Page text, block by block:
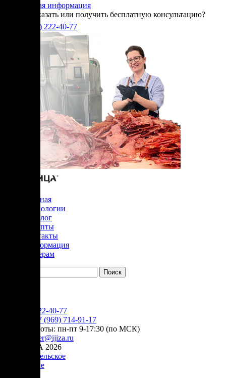
Справочная информация
Хотите заказать или получить бесплатную консультацию?
+7(905) 222-40-77
Главная
Технологии
Каталог
Рецепты
Контакты
Информация
Дилерам
+7 (905) 222-40-77
+7 (969) 714-91-17
режим работы: пн-пт 9-17:30 (по МСК)
order@ijiza.ru
© ИЖИЦА 2026
Пользовательское
соглашение